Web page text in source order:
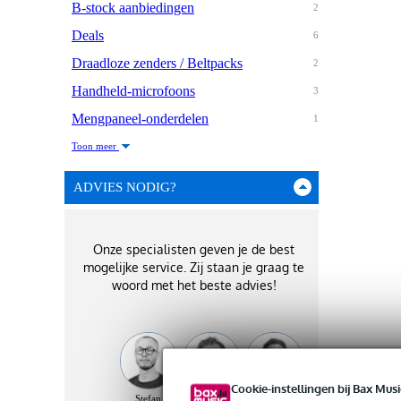
Cookie-instellingen bij Bax
2
B-stock aanbiedingen
6
Deals
2
Draadloze zenders / Beltpacks
3
Handheld-microfoons
1
Mengpaneel-onderdelen
Toon meer
ADVIES NODIG?
Onze specialisten geven je de best
mogelijke service. Zij staan je graag te
woord met het beste advies!
Stefan Bart